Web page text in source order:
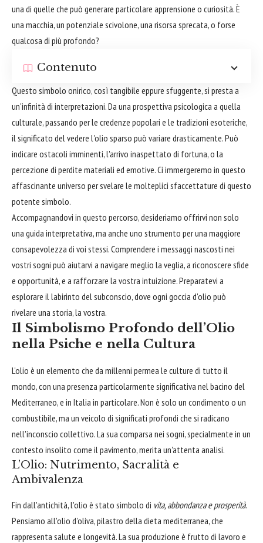
una di quelle che può generare particolare apprensione o curiosità. È
una macchia, un potenziale scivolone, una risorsa sprecata, o forse
qualcosa di più profondo?
Contenuto
Questo simbolo onirico, così tangibile eppure sfuggente, si presta a
un'infinità di interpretazioni. Da una prospettiva psicologica a quella
culturale, passando per le credenze popolari e le tradizioni esoteriche,
il significato del vedere l'olio sparso può variare drasticamente. Può
indicare ostacoli imminenti, l'arrivo inaspettato di fortuna, o la
percezione di perdite materiali ed emotive. Ci immergeremo in questo
affascinante universo per svelare le molteplici sfaccettature di questo
potente simbolo.
Accompagnandovi in questo percorso, desideriamo offrirvi non solo
una guida interpretativa, ma anche uno strumento per una maggiore
consapevolezza di voi stessi. Comprendere i messaggi nascosti nei
vostri sogni può aiutarvi a navigare meglio la veglia, a riconoscere sfide
e opportunità, e a rafforzare la vostra intuizione. Preparatevi a
esplorare il labirinto del subconscio, dove ogni goccia d'olio può
rivelare una storia, la vostra.
Il Simbolismo Profondo dell’Olio
nella Psiche e nella Cultura
L'olio è un elemento che da millenni permea le culture di tutto il
mondo, con una presenza particolarmente significativa nel bacino del
Mediterraneo, e in Italia in particolare. Non è solo un condimento o un
combustibile, ma un veicolo di significati profondi che si radicano
nell'inconscio collettivo. La sua comparsa nei sogni, specialmente in un
contesto insolito come il pavimento, merita un'attenta analisi.
L’Olio: Nutrimento, Sacralità e
Ambivalenza
Fin dall'antichità, l'olio è stato simbolo di vita, abbondanza e prosperità.
Pensiamo all'olio d'oliva, pilastro della dieta mediterranea, che
rappresenta salute e longevità. La sua produzione è frutto di lavoro e